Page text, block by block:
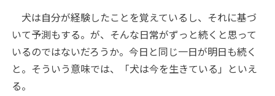
犬は自分が経験したことを覚えているし、それに基づ
いて予測もする。が、そんな日常がずっと続くと思って
いるのではないだろうか。今日と同じ一日が明日も続く
と。そういう意味では、「犬は今を生きている」といえ
る。